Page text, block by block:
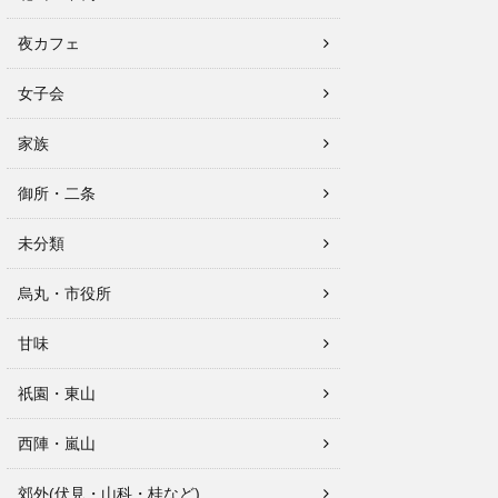
夜カフェ
女子会
家族
御所・二条
未分類
烏丸・市役所
甘味
祇園・東山
西陣・嵐山
郊外(伏見・山科・桂など)